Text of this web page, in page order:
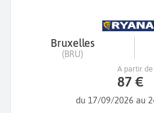
Bruxelles
(BRU)
du 17/09/2026 au
A partir de
87 €